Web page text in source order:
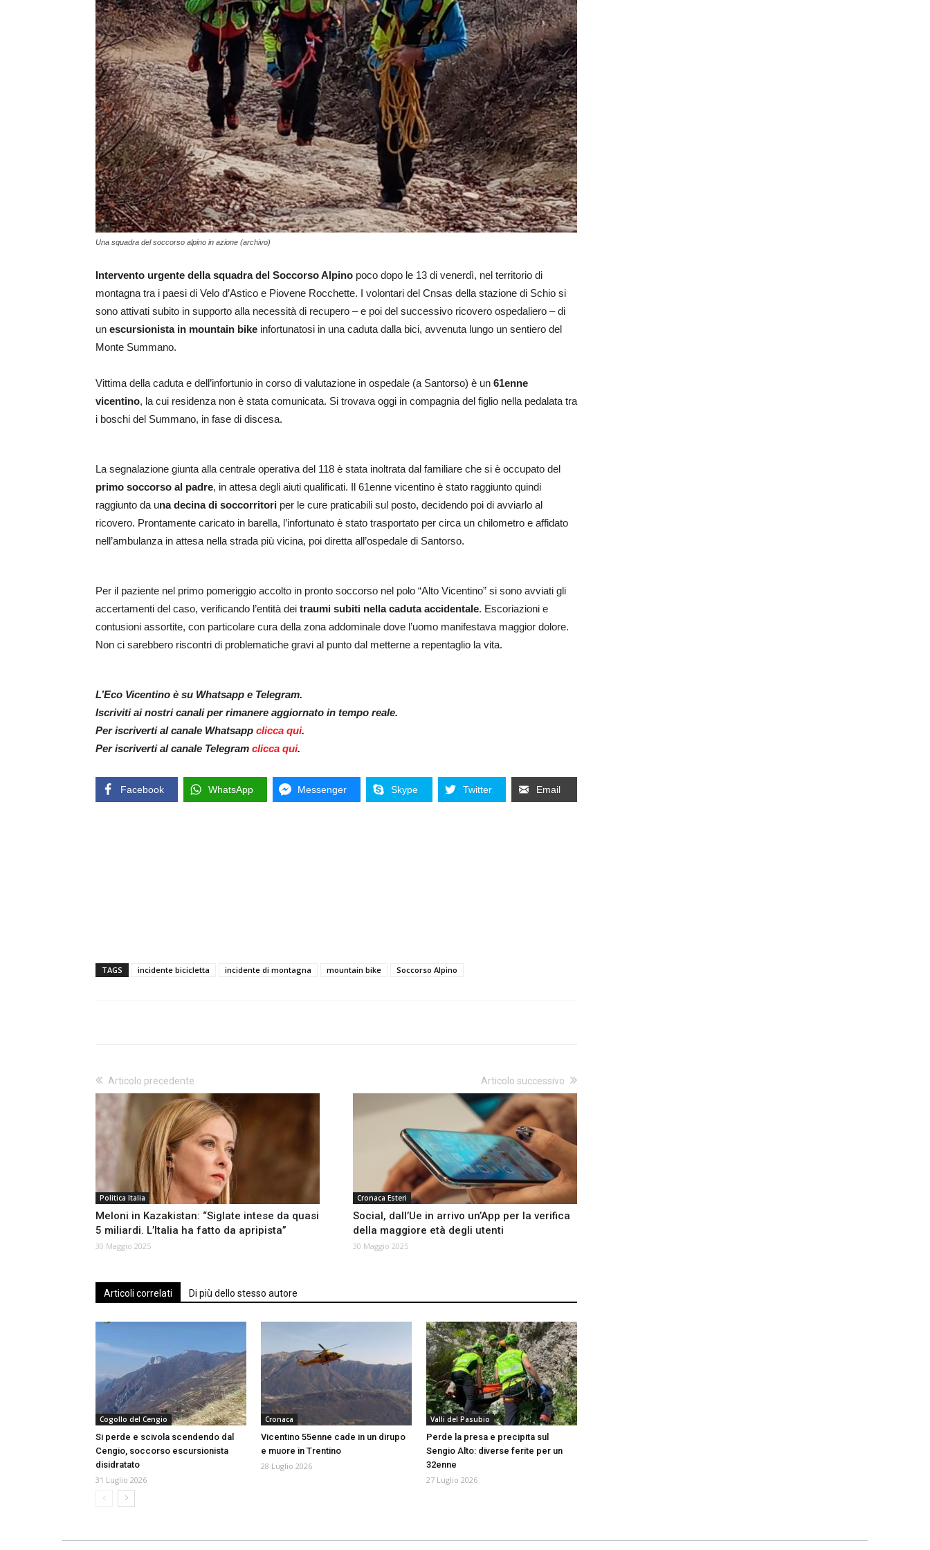
Una squadra del soccorso alpino in azione (archivo)
Intervento urgente della squadra del Soccorso Alpino poco dopo le 13 di venerdì, nel territorio di
montagna tra i paesi di Velo d’Astico e Piovene Rocchette. I volontari del Cnsas della stazione di Schio si
sono attivati subito in supporto alla necessità di recupero – e poi del successivo ricovero ospedaliero – di
un escursionista in mountain bike infortunatosi in una caduta dalla bici, avvenuta lungo un sentiero del
Monte Summano.
Vittima della caduta e dell’infortunio in corso di valutazione in ospedale (a Santorso) è un 61enne
vicentino, la cui residenza non è stata comunicata. Si trovava oggi in compagnia del figlio nella pedalata tra
i boschi del Summano, in fase di discesa.
La segnalazione giunta alla centrale operativa del 118 è stata inoltrata dal familiare che si è occupato del
primo soccorso al padre, in attesa degli aiuti qualificati. Il 61enne vicentino è stato raggiunto quindi
raggiunto da una decina di soccorritori per le cure praticabili sul posto, decidendo poi di avviarlo al
ricovero. Prontamente caricato in barella, l’infortunato è stato trasportato per circa un chilometro e affidato
nell’ambulanza in attesa nella strada più vicina, poi diretta all’ospedale di Santorso.
Per il paziente nel primo pomeriggio accolto in pronto soccorso nel polo “Alto Vicentino” si sono avviati gli
accertamenti del caso, verificando l’entità dei traumi subiti nella caduta accidentale. Escoriazioni e
contusioni assortite, con particolare cura della zona addominale dove l’uomo manifestava maggior dolore.
Non ci sarebbero riscontri di problematiche gravi al punto dal metterne a repentaglio la vita.
L’Eco Vicentino è su Whatsapp e Telegram.
Iscriviti ai nostri canali per rimanere aggiornato in tempo reale.
Per iscriverti al canale Whatsapp clicca qui.
Per iscriverti al canale Telegram clicca qui.
Facebook WhatsApp Messenger Skype Twitter Email
TAGS incidente bicicletta incidente di montagna mountain bike Soccorso Alpino
Articolo precedente
Politica Italia
Meloni in Kazakistan: “Siglate intese da quasi
5 miliardi. L’Italia ha fatto da apripista”
30 Maggio 2025
Articolo successivo
Cronaca Esteri
Social, dall’Ue in arrivo un’App per la verifica
della maggiore età degli utenti
30 Maggio 2025
Articoli correlati Di più dello stesso autore
Cogollo del Cengio
Si perde e scivola scendendo dal
Cengio, soccorso escursionista
disidratato
31 Luglio 2026
Cronaca
Vicentino 55enne cade in un dirupo
e muore in Trentino
28 Luglio 2026
Valli del Pasubio
Perde la presa e precipita sul
Sengio Alto: diverse ferite per un
32enne
27 Luglio 2026